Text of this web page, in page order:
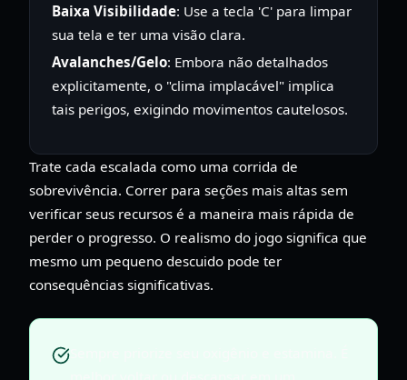
Baixa Visibilidade: Use a tecla 'C' para limpar
sua tela e ter uma visão clara.
Avalanches/Gelo: Embora não detalhados
explicitamente, o "clima implacável" implica
tais perigos, exigindo movimentos cautelosos.
Trate cada escalada como uma corrida de
sobrevivência. Correr para seções mais altas sem
verificar seus recursos é a maneira mais rápida de
perder o progresso. O realismo do jogo significa que
mesmo um pequeno descuido pode ter
consequências significativas.